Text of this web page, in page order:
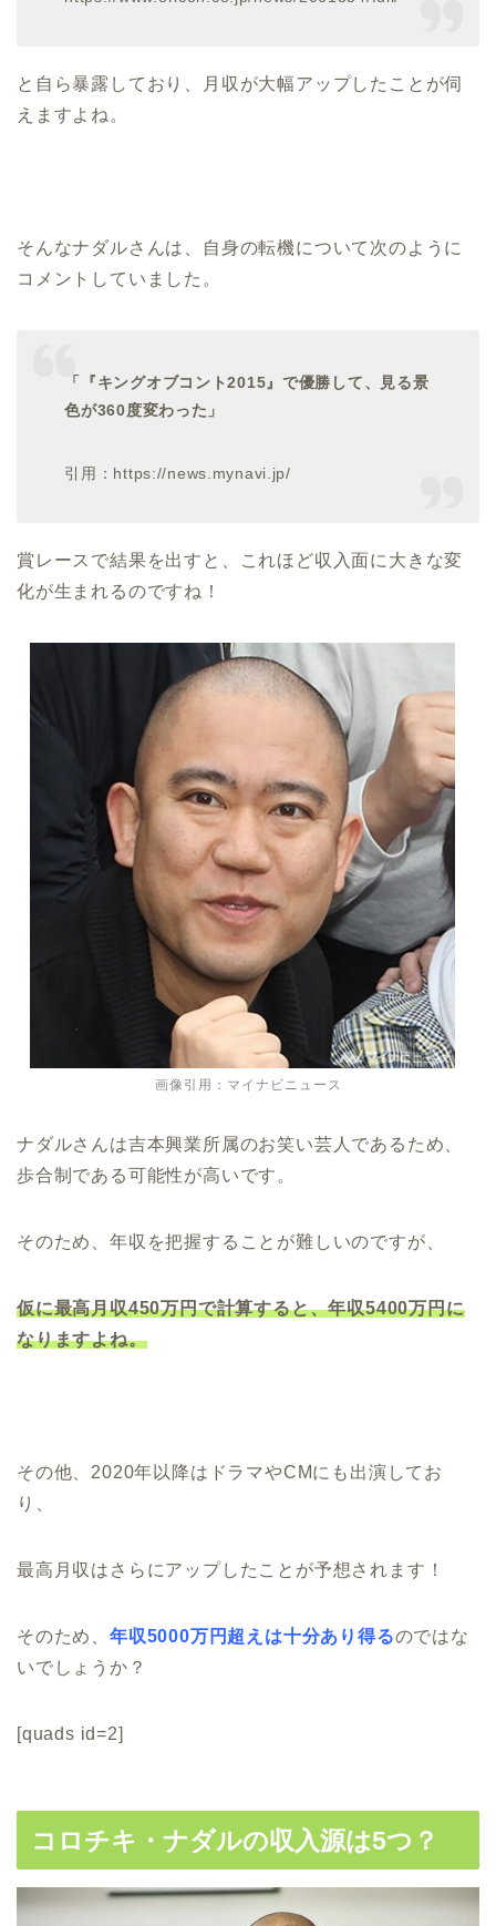
と自ら暴露しており、月収が大幅アップしたことが伺
えますよね。
そんなナダルさんは、自身の転機について次のように
コメントしていました。
「『キングオブコント2015』で優勝して、見る景
色が360度変わった」
引用：https://news.mynavi.jp/
賞レースで結果を出すと、これほど収入面に大きな変
化が生まれるのですね！
画像引用：マイナビニュース
ナダルさんは吉本興業所属のお笑い芸人であるため、
歩合制である可能性が高いです。
そのため、年収を把握することが難しいのですが、
仮に最高月収450万円で計算すると、年収5400万円に
なりますよね。
その他、2020年以降はドラマやCMにも出演してお
り、
最高月収はさらにアップしたことが予想されます！
そのため、 年収5000万円超えは十分あり得るのではな
いでしょうか？
[quads id=2]
コロチキ・ナダルの収入源は5つ？